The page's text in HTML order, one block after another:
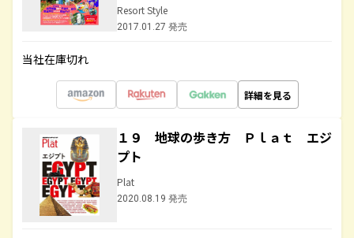
Resort Style
2017.01.27 発売
当社在庫切れ
詳細を見る
１９ 地球の歩き方 Ｐｌａｔ エジ
プト
Plat
2020.08.19 発売